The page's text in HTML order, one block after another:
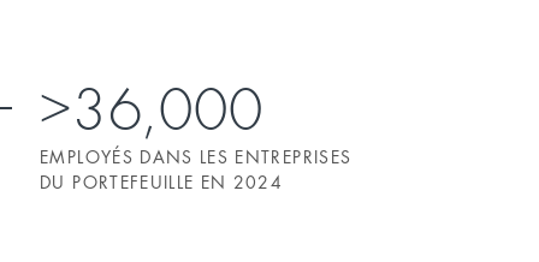
>36,000
EMPLOYÉS DANS LES ENTREPRISES
DU PORTEFEUILLE EN 2024